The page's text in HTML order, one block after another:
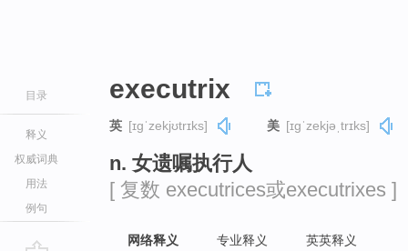
目录
释义
权威词典
用法
例句
executrix
英 [ɪɡˈzekjʊtrɪks] 美 [ɪɡˈzekjəˌtrɪks]
n. 女遗嘱执行人
[ 复数 executrices或executrixes ]
网络释义 专业释义 英英释义